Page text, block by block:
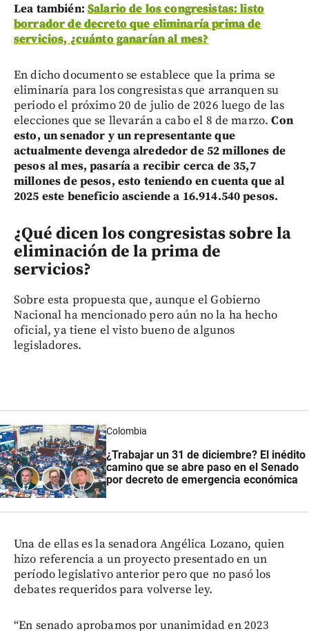
Lea también: Salario de los congresistas: listo
borrador de decreto que eliminaría prima de
servicios, ¿cuánto ganarían al mes?
En dicho documento se establece que la prima se
eliminaría para los congresistas que arranquen su
periodo el próximo 20 de julio de 2026 luego de las
elecciones que se llevarán a cabo el 8 de marzo.Con
esto, un senador y un representante que
actualmente devenga alrededor de 52 millones de
pesos al mes, pasaría a recibir cerca de 35,7
millones de pesos, esto teniendo en cuenta que al
2025 este beneficio asciende a 16.914.540 pesos.
¿Qué dicen los congresistas sobre la
eliminación de la prima de
servicios?
Sobre esta propuesta que, aunque el Gobierno
Nacional ha mencionado pero aún no la ha hecho
oficial, ya tiene el visto bueno de algunos
legisladores.
Colombia
¿Trabajar un 31 de diciembre? El inédito
camino que se abre paso en el Senado
por decreto de emergencia económica
Una de ellas es la senadora Angélica Lozano, quien
hizo referencia a un proyecto presentado en un
período legislativo anterior pero que no pasó los
debates requeridos para volverse ley.
“En senado aprobamos por unanimidad en 2023